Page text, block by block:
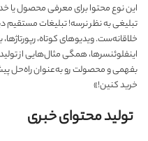
این نوع محتوا برای معرفی محصول یا
تبلیغی به نظر نرسه! تبلیغات مستقیم
خلاقانه‌ست. ویدیوهای کوتاه،
اینفلوئنسرها، همگی مثال‌هایی از
بفهمی و محصولت رو به‌عنوان راه‌حل
خرید کنین!»
تولید محتوای خبری